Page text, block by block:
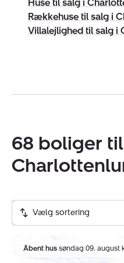
Huse til salg i
Rækkehuse til salg i
Villalejlighed til salg i
68 boliger
Vælg sortering
Villa:Åbent hus søndag 09. august